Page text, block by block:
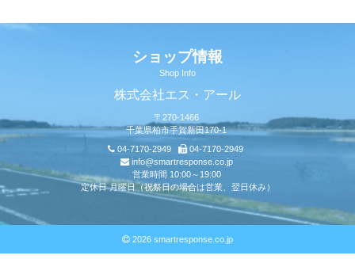
ショップ情報
Shop Info
株式会社エス・アール
〒270-1466
千葉県柏市手賀新田170-1
04-7170-2949
04-7170-2949
info@smartresponse.co.jp
営業時間 10:00～19:00
定休日 月曜日（祝祭日の場合は営業、翌日休み）
2026 smartresponse.co.jp